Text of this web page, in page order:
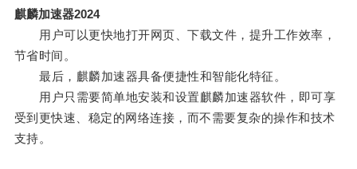
麒麟加速器2024
用户可以更快地打开网页、下载文件，提升工作效率，
节省时间。
最后，麒麟加速器具备便捷性和智能化特征。
用户只需要简单地安装和设置麒麟加速器软件，即可享
受到更快速、稳定的网络连接，而不需要复杂的操作和技术
支持。